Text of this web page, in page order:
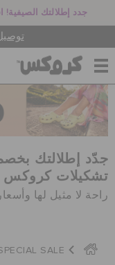
جدد إطلالتك الصيفية! استمتع بخصم 50%
للنساء
للرجال
أطفال
جيبيتز تشارمز
تشكيلات كروكس
راحة لا مثيل لها
SALE